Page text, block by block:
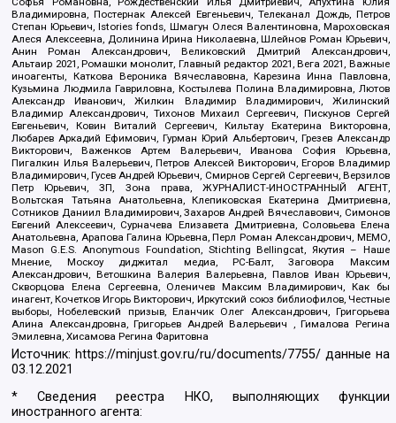
Владимировна, Постернак Алексей Евгеньевич, Телеканал Дождь, Петров
Степан Юрьевич, Istories fonds, Шмагун Олеся Валентиновна, Мароховская
Алеся Алексеевна, Долинина Ирина Николаевна, Шлейнов Роман Юрьевич,
Анин Роман Александрович, Великовский Дмитрий Александрович,
Альтаир 2021, Ромашки монолит, Главный редактор 2021, Вега 2021, Важные
иноагенты, Каткова Вероника Вячеславовна, Карезина Инна Павловна,
Кузьмина Людмила Гавриловна, Костылева Полина Владимировна, Лютов
Александр Иванович, Жилкин Владимир Владимирович, Жилинский
Владимир Александрович, Тихонов Михаил Сергеевич, Пискунов Сергей
Евгеньевич, Ковин Виталий Сергеевич, Кильтау Екатерина Викторовна,
Любарев Аркадий Ефимович, Гурман Юрий Альбертович, Грезев Александр
Викторович, Важенков Артем Валерьевич, Иванова София Юрьевна,
Пигалкин Илья Валерьевич, Петров Алексей Викторович, Егоров Владимир
Владимирович, Гусев Андрей Юрьевич, Смирнов Сергей Сергеевич, Верзилов
Петр Юрьевич, ЗП, Зона права, ЖУРНАЛИСТ-ИНОСТРАННЫЙ АГЕНТ,
Вольтская Татьяна Анатольевна, Клепиковская Екатерина Дмитриевна,
Сотников Даниил Владимирович, Захаров Андрей Вячеславович, Симонов
Евгений Алексеевич, Сурначева Елизавета Дмитриевна, Соловьева Елена
Анатольевна, Арапова Галина Юрьевна, Перл Роман Александрович, МЕМО,
Mason G.E.S. Anonymous Foundation, Stichting Bellingcat, Якутия – Наше
Мнение, Москоу диджитал медиа, РС-Балт, Заговора Максим
Александрович, Ветошкина Валерия Валерьевна, Павлов Иван Юрьевич,
Скворцова Елена Сергеевна, Оленичев Максим Владимирович, Как бы
инагент, Кочетков Игорь Викторович, Иркутский союз библиофилов, Честные
выборы, Нобелевский призыв, Еланчик Олег Александрович, Григорьева
Алина Александровна, Григорьев Андрей Валерьевич , Гималова Регина
Эмилевна, Хисамова Регина Фаритовна
Источник: https://minjust.gov.ru/ru/documents/7755/ данные на
03.12.2021
* Сведения реестра НКО, выполняющих функции
иностранного агента: